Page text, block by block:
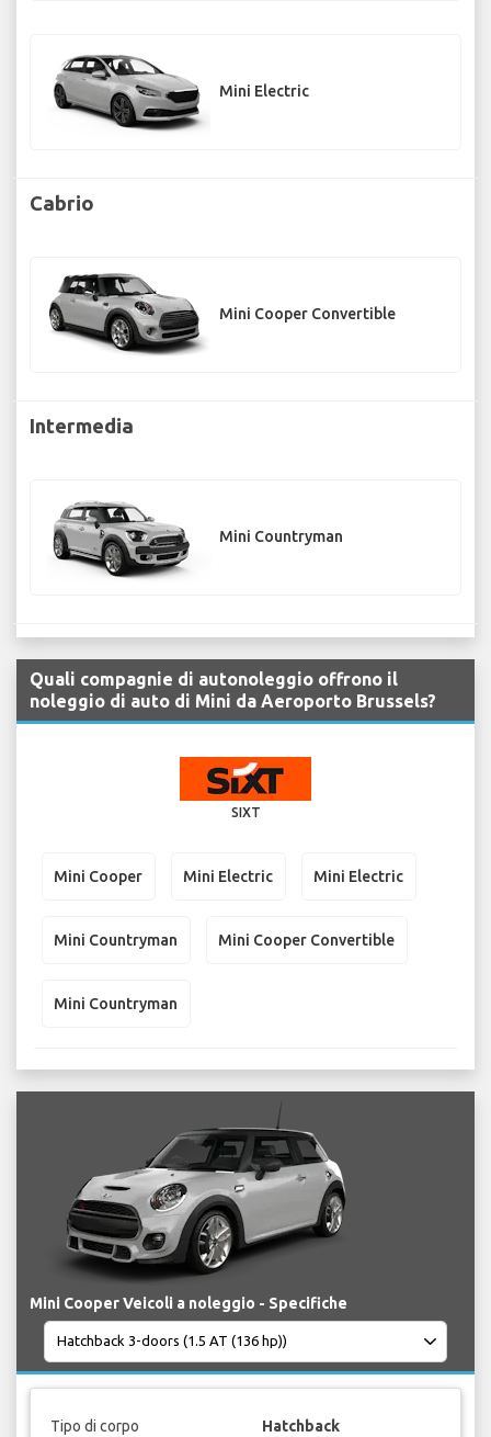
Mini Electric
Cabrio
Mini Cooper Convertible
Intermedia
Mini Countryman
Quali compagnie di autonoleggio offrono il
noleggio di auto di Mini da Aeroporto Brussels?
SIXT
Mini Cooper Mini Electric Mini Electric
Mini Countryman Mini Cooper Convertible
Mini Countryman
Mini Cooper Veicoli a noleggio - Specifiche
Tipo di corpo Hatchback